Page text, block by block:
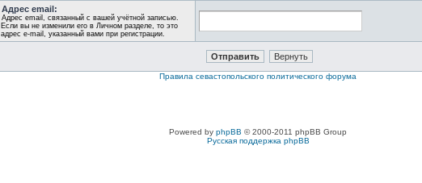
Адрес email:
Адрес email, связанный с вашей учётной записью.
Если вы не изменили его в Личном разделе, то это
адрес e-mail, указанный вами при регистрации.
Правила севастопольского политического форума
Powered by phpBB © 2000-2011 phpBB Group
Русская поддержка phpBB